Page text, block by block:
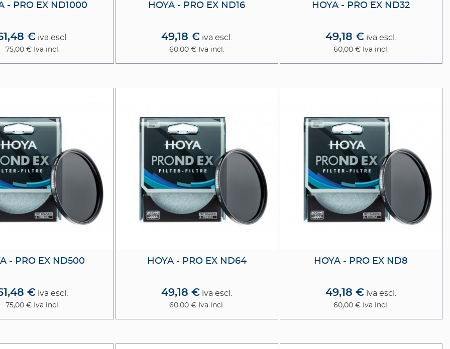
- PRO EX ND1000
€ iva escl.
75,00 € Iva incl.
HOYA - PRO EX ND16
49,18 € iva escl.
60,00 € Iva incl.
HOYA - PRO EX ND32
49,18 € iva escl.
60,00 € Iva incl.
- PRO EX ND500
€ iva escl.
75,00 € Iva incl.
HOYA - PRO EX ND64
49,18 € iva escl.
60,00 € Iva incl.
HOYA - PRO EX ND8
49,18 € iva escl.
60,00 € Iva incl.